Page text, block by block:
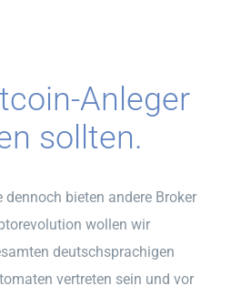
Anleger
sollten.
bieten andere Broker
wollen wir
deutschsprachigen
vertreten sein und vor